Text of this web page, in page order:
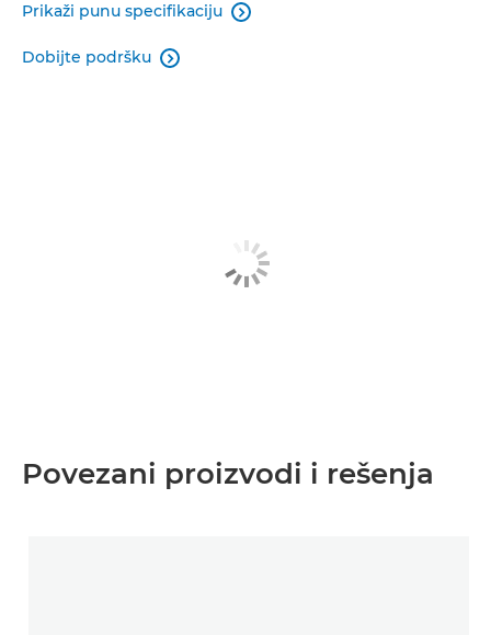
Prikaži punu specifikaciju 
Dobijte podršku 
Povezani proizvodi i rešenja